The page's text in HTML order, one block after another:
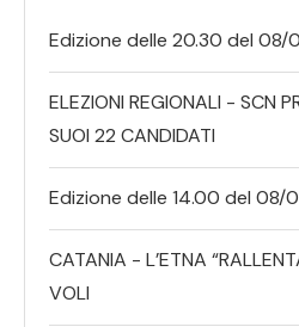
Edizione delle 20.30 del 08/
ELEZIONI REGIONALI - SCN
SUOI 22 CANDIDATI
Edizione delle 14.00 del 08/
CATANIA - L’ETNA
VOLI